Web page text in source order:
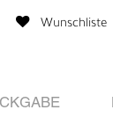
Wunschliste